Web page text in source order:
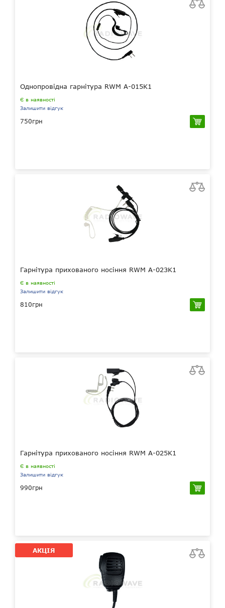
Однопровідна гарнітура RWM A-015K1
Є в наявності
Залишити відгук
750грн
Гарнітура прихованого носіння RWM A-023K1
Є в наявності
Залишити відгук
810грн
Гарнітура прихованого носіння RWM A-025K1
Є в наявності
Залишити відгук
990грн
АКЦІЯ